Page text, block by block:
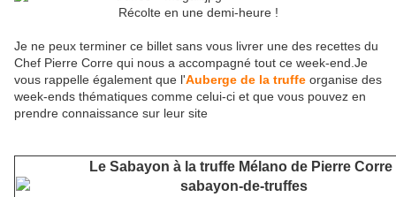
Récolte en une demi-heure !
Je ne peux terminer ce billet sans vous livrer une des recettes du
Chef Pierre Corre qui nous a accompagné tout ce week-end.Je
vous rappelle également que l'Auberge de la truffe organise des
week-ends thématiques comme celui-ci et que vous pouvez en
prendre connaissance sur leur site
Le Sabayon à la truffe Mélano de Pierre Corre